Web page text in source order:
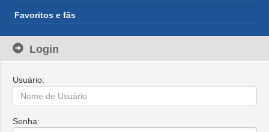
Favoritos e fãs
Login
Usuário:
Senha: